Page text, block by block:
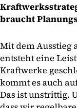
braucht
Mit dem Ausstieg
entsteht eine
Kraftwerke
kommt es auch
Das ist unstrittig.